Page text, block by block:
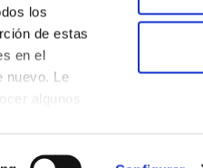
los
de estas
en el
nuevo. Le
algunos
Aviso legal
Política de privacidade
Política de cookies